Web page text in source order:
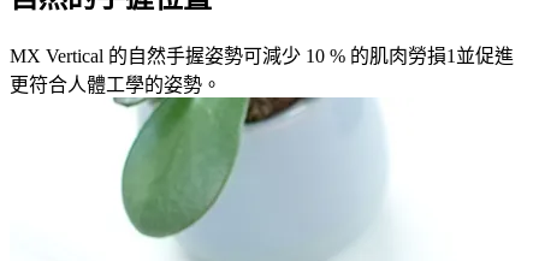
MX Vertical 的自然手握姿勢可減少 10 % 的肌肉勞損1並促進
更符合人體工學的姿勢。